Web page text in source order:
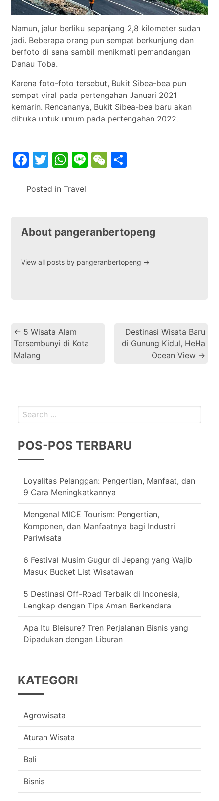
Namun, jalur berliku sepanjang 2,8 kilometer sudah
jadi. Beberapa orang pun sempat berkunjung dan
berfoto di sana sambil menikmati pemandangan
Danau Toba.
Karena foto-foto tersebut, Bukit Sibea-bea pun
sempat viral pada pertengahan Januari 2021
kemarin. Rencananya, Bukit Sibea-bea baru akan
dibuka untuk umum pada pertengahan 2022.
Facebook
Twitter
WhatsApp
LineWeChat
Posted in Travel
About pangeranbertopeng
View all posts by pangeranbertopeng →
← 5 Wisata Alam
Tersembunyi di Kota
Malang
Destinasi Wisata Baru
di Gunung Kidul, HeHa
Ocean View →
POS-POS TERBARU
Loyalitas Pelanggan: Pengertian, Manfaat, dan
9 Cara Meningkatkannya
Mengenal MICE Tourism: Pengertian,
Komponen, dan Manfaatnya bagi Industri
Pariwisata
6 Festival Musim Gugur di Jepang yang Wajib
Masuk Bucket List Wisatawan
5 Destinasi Off-Road Terbaik di Indonesia,
Lengkap dengan Tips Aman Berkendara
Apa Itu Bleisure? Tren Perjalanan Bisnis yang
Dipadukan dengan Liburan
KATEGORI
Agrowisata
Aturan Wisata
Bali
Bisnis